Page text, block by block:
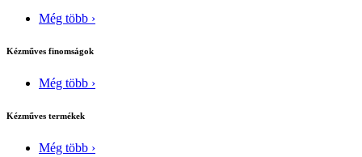
Még több ›
Kézműves finomságok
Még több ›
Kézműves termékek
Még több ›